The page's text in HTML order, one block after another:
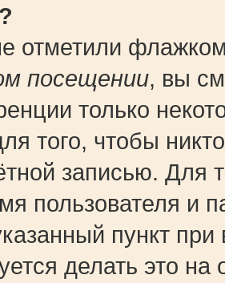
отметили
посещении, вы
только
того, чтобы
записью. Для
пользователя и
пункт
делать это